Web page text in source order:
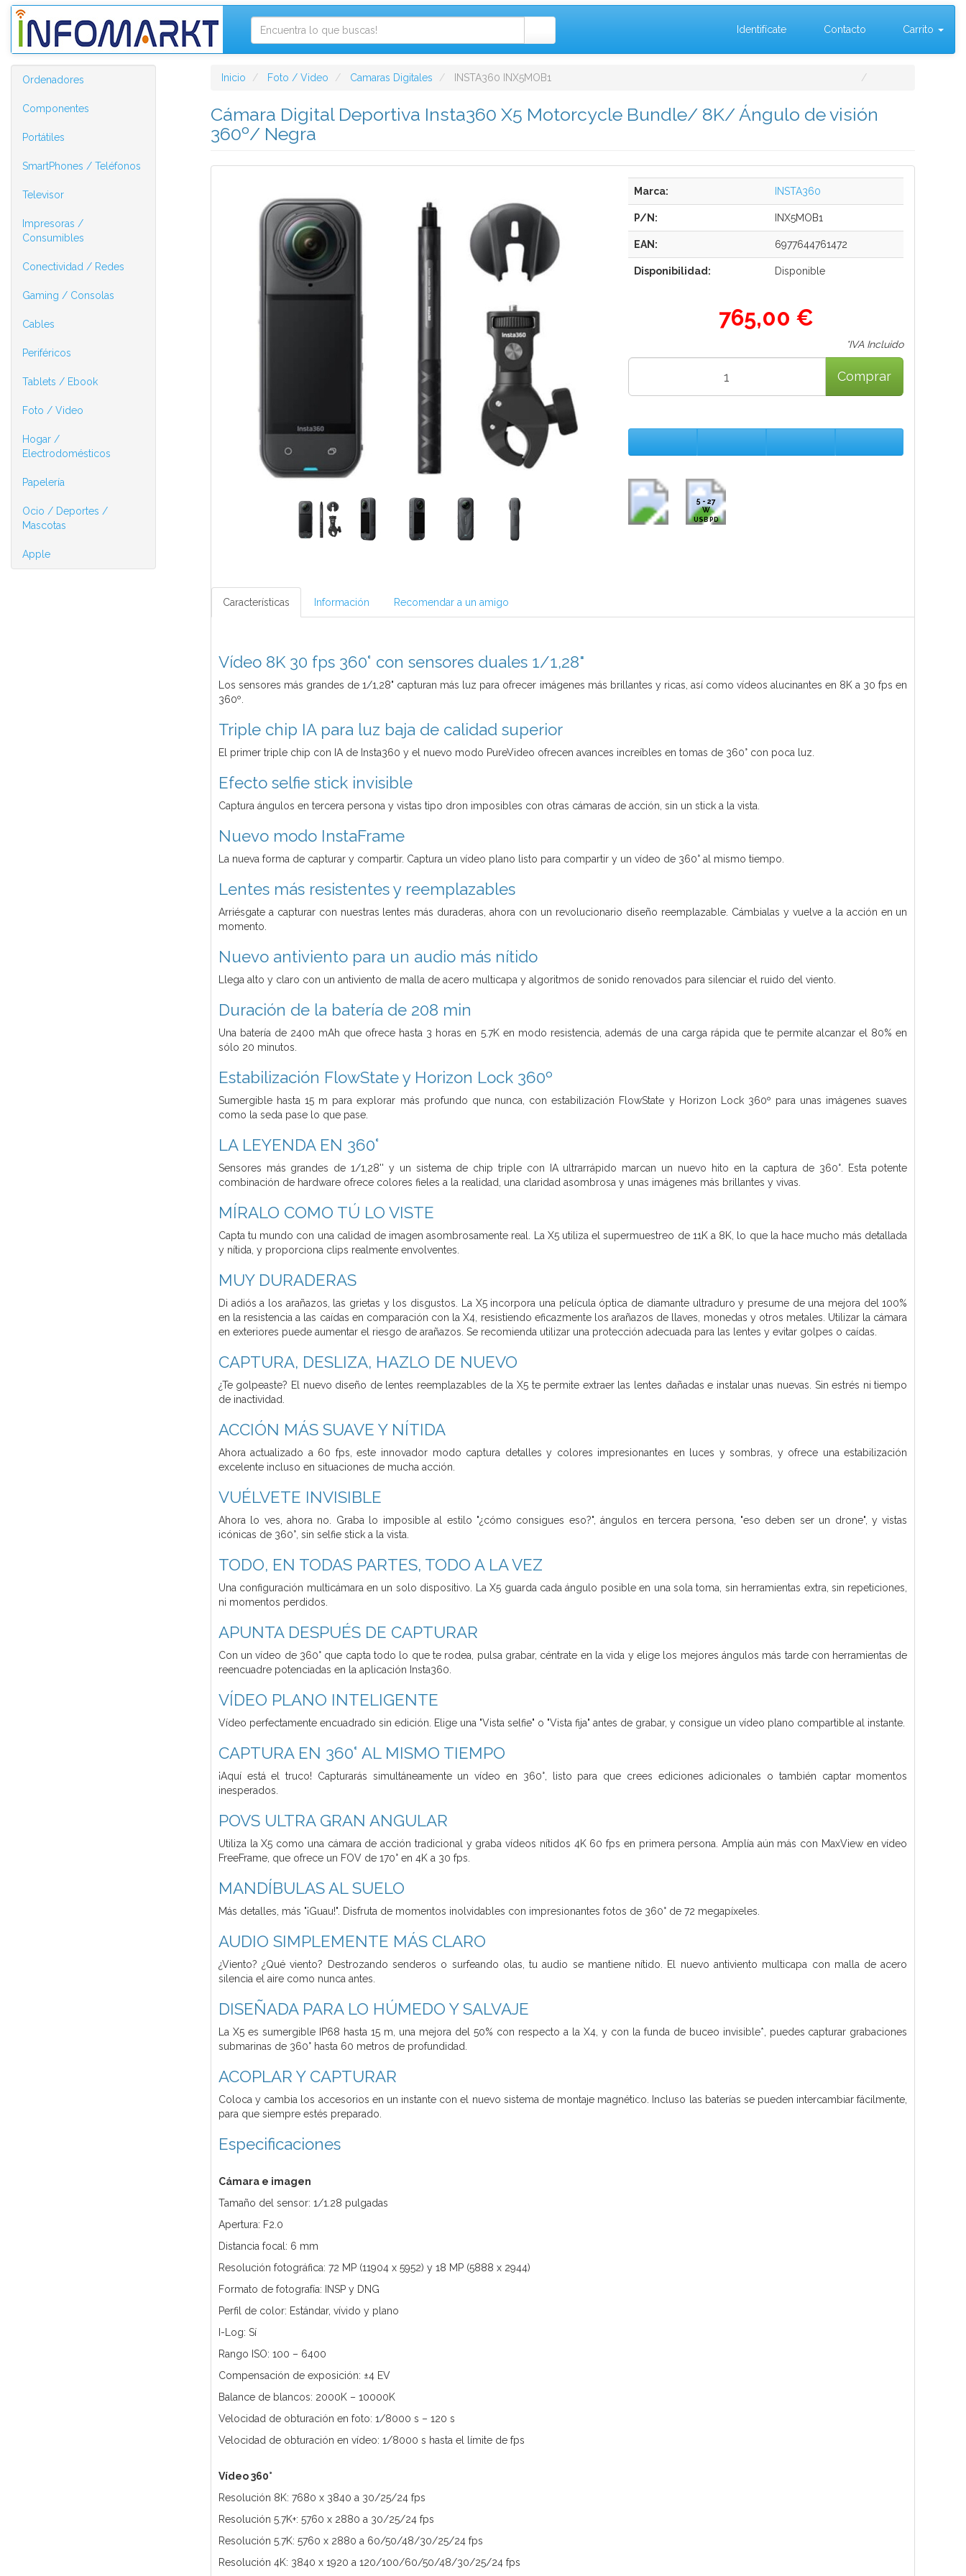
Identifícate Contacto Carrito
Ordenadores
Componentes
Portátiles
SmartPhones / Teléfonos
Televisor
Impresoras /
Consumibles
Conectividad / Redes
Gaming / Consolas
Cables
Periféricos
Tablets / Ebook
Foto / Video
Hogar /
Electrodomésticos
Papelería
Ocio / Deportes /
Mascotas
Apple
Inicio Foto / Video Camaras Digitales INSTA360 INX5MOB1
Cámara Digital Deportiva Insta360 X5 Motorcycle Bundle/ 8K/ Ángulo de visión
360º/ Negra
Marca: INSTA360
P/N: INX5MOB1
EAN: 6977644761472
Disponibilidad: Disponible
765,00 €
*IVA Incluido
Comprar
5 - 27
W
USB PD
Características Información Recomendar a un amigo
Vídeo 8K 30 fps 360° con sensores duales 1/1,28"
Los sensores más grandes de 1/1,28" capturan más luz para ofrecer imágenes más brillantes y ricas, así como vídeos alucinantes en 8K a 30 fps en
360º.
Triple chip IA para luz baja de calidad superior
El primer triple chip con IA de Insta360 y el nuevo modo PureVideo ofrecen avances increíbles en tomas de 360° con poca luz.
Efecto selfie stick invisible
Captura ángulos en tercera persona y vistas tipo dron imposibles con otras cámaras de acción, sin un stick a la vista.
Nuevo modo InstaFrame
La nueva forma de capturar y compartir. Captura un vídeo plano listo para compartir y un vídeo de 360° al mismo tiempo.
Lentes más resistentes y reemplazables
Arriésgate a capturar con nuestras lentes más duraderas, ahora con un revolucionario diseño reemplazable. Cámbialas y vuelve a la acción en un
momento.
Nuevo antiviento para un audio más nítido
Llega alto y claro con un antiviento de malla de acero multicapa y algoritmos de sonido renovados para silenciar el ruido del viento.
Duración de la batería de 208 min
Una batería de 2400 mAh que ofrece hasta 3 horas en 5.7K en modo resistencia, además de una carga rápida que te permite alcanzar el 80% en
sólo 20 minutos.
Estabilización FlowState y Horizon Lock 360º
Sumergible hasta 15 m para explorar más profundo que nunca, con estabilización FlowState y Horizon Lock 360º para unas imágenes suaves
como la seda pase lo que pase.
LA LEYENDA EN 360°
Sensores más grandes de 1/1,28'' y un sistema de chip triple con IA ultrarrápido marcan un nuevo hito en la captura de 360°. Esta potente
combinación de hardware ofrece colores fieles a la realidad, una claridad asombrosa y unas imágenes más brillantes y vivas.
MÍRALO COMO TÚ LO VISTE
Capta tu mundo con una calidad de imagen asombrosamente real. La X5 utiliza el supermuestreo de 11K a 8K, lo que la hace mucho más detallada
y nítida, y proporciona clips realmente envolventes.
MUY DURADERAS
Di adiós a los arañazos, las grietas y los disgustos. La X5 incorpora una película óptica de diamante ultraduro y presume de una mejora del 100%
en la resistencia a las caídas en comparación con la X4, resistiendo eficazmente los arañazos de llaves, monedas y otros metales. Utilizar la cámara
en exteriores puede aumentar el riesgo de arañazos. Se recomienda utilizar una protección adecuada para las lentes y evitar golpes o caídas.
CAPTURA, DESLIZA, HAZLO DE NUEVO
¿Te golpeaste? El nuevo diseño de lentes reemplazables de la X5 te permite extraer las lentes dañadas e instalar unas nuevas. Sin estrés ni tiempo
de inactividad.
ACCIÓN MÁS SUAVE Y NÍTIDA
Ahora actualizado a 60 fps, este innovador modo captura detalles y colores impresionantes en luces y sombras, y ofrece una estabilización
excelente incluso en situaciones de mucha acción.
VUÉLVETE INVISIBLE
Ahora lo ves, ahora no. Graba lo imposible al estilo "¿cómo consigues eso?", ángulos en tercera persona, "eso deben ser un drone", y vistas
icónicas de 360°, sin selfie stick a la vista.
TODO, EN TODAS PARTES, TODO A LA VEZ
Una configuración multicámara en un solo dispositivo. La X5 guarda cada ángulo posible en una sola toma, sin herramientas extra, sin repeticiones,
ni momentos perdidos.
APUNTA DESPUÉS DE CAPTURAR
Con un vídeo de 360° que capta todo lo que te rodea, pulsa grabar, céntrate en la vida y elige los mejores ángulos más tarde con herramientas de
reencuadre potenciadas en la aplicación Insta360.
VÍDEO PLANO INTELIGENTE
Vídeo perfectamente encuadrado sin edición. Elige una "Vista selfie" o "Vista fija" antes de grabar, y consigue un vídeo plano compartible al instante.
CAPTURA EN 360° AL MISMO TIEMPO
¡Aquí está el truco! Capturarás simultáneamente un vídeo en 360°, listo para que crees ediciones adicionales o también captar momentos
inesperados.
POVS ULTRA GRAN ANGULAR
Utiliza la X5 como una cámara de acción tradicional y graba vídeos nítidos 4K 60 fps en primera persona. Amplía aún más con MaxView en vídeo
FreeFrame, que ofrece un FOV de 170° en 4K a 30 fps.
MANDÍBULAS AL SUELO
Más detalles, más "¡Guau!". Disfruta de momentos inolvidables con impresionantes fotos de 360° de 72 megapíxeles.
AUDIO SIMPLEMENTE MÁS CLARO
¿Viento? ¿Qué viento? Destrozando senderos o surfeando olas, tu audio se mantiene nítido. El nuevo antiviento multicapa con malla de acero
silencia el aire como nunca antes.
DISEÑADA PARA LO HÚMEDO Y SALVAJE
La X5 es sumergible IP68 hasta 15 m, una mejora del 50% con respecto a la X4, y con la funda de buceo invisible*, puedes capturar grabaciones
submarinas de 360° hasta 60 metros de profundidad.
ACOPLAR Y CAPTURAR
Coloca y cambia los accesorios en un instante con el nuevo sistema de montaje magnético. Incluso las baterías se pueden intercambiar fácilmente,
para que siempre estés preparado.
Especificaciones
Cámara e imagen
Tamaño del sensor: 1/1.28 pulgadas
Apertura: F2.0
Distancia focal: 6 mm
Resolución fotográfica: 72 MP (11904 x 5952) y 18 MP (5888 x 2944)
Formato de fotografía: INSP y DNG
Perfil de color: Estándar, vívido y plano
I-Log: Sí
Rango ISO: 100 – 6400
Compensación de exposición: ±4 EV
Balance de blancos: 2000K – 10000K
Velocidad de obturación en foto: 1/8000 s – 120 s
Velocidad de obturación en vídeo: 1/8000 s hasta el límite de fps
Vídeo 360°
Resolución 8K: 7680 x 3840 a 30/25/24 fps
Resolución 5.7K+: 5760 x 2880 a 30/25/24 fps
Resolución 5.7K: 5760 x 2880 a 60/50/48/30/25/24 fps
Resolución 4K: 3840 x 1920 a 120/100/60/50/48/30/25/24 fps